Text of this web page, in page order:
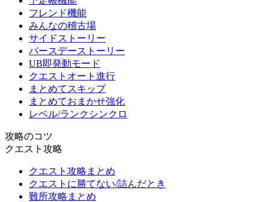
フレンド機能
みんなの稽古場
サイドストーリー
バースデーストーリー
UB即発動モード
クエストオート進行
まとめてスキップ
まとめておまかせ強化
レベル/ランクシンクロ
攻略のコツ
クエスト攻略
クエスト攻略まとめ
クエストに勝てない/詰んだとき
難所攻略まとめ